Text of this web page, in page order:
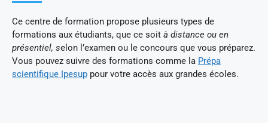
Ce centre de formation propose plusieurs types de
formations aux étudiants, que ce soit à distance ou en
présentiel, selon l’examen ou le concours que vous préparez.
Vous pouvez suivre des formations comme la Prépa
scientifique Ipesup pour votre accès aux grandes écoles.